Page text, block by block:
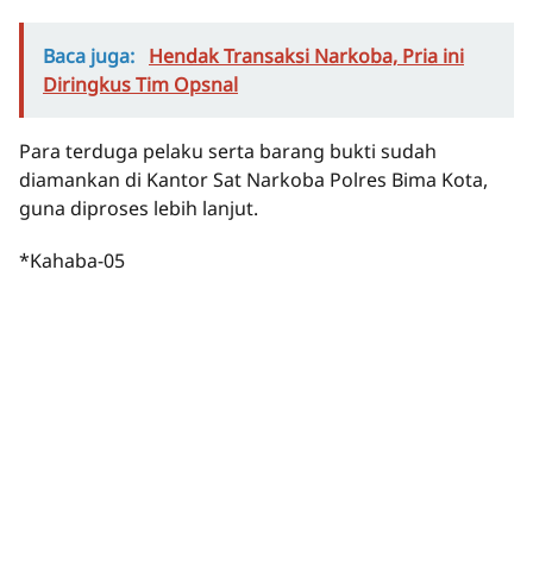
Baca juga: Hendak Transaksi Narkoba, Pria ini
Diringkus Tim Opsnal
Para terduga pelaku serta barang bukti sudah
diamankan di Kantor Sat Narkoba Polres Bima Kota,
guna diproses lebih lanjut.
*Kahaba-05